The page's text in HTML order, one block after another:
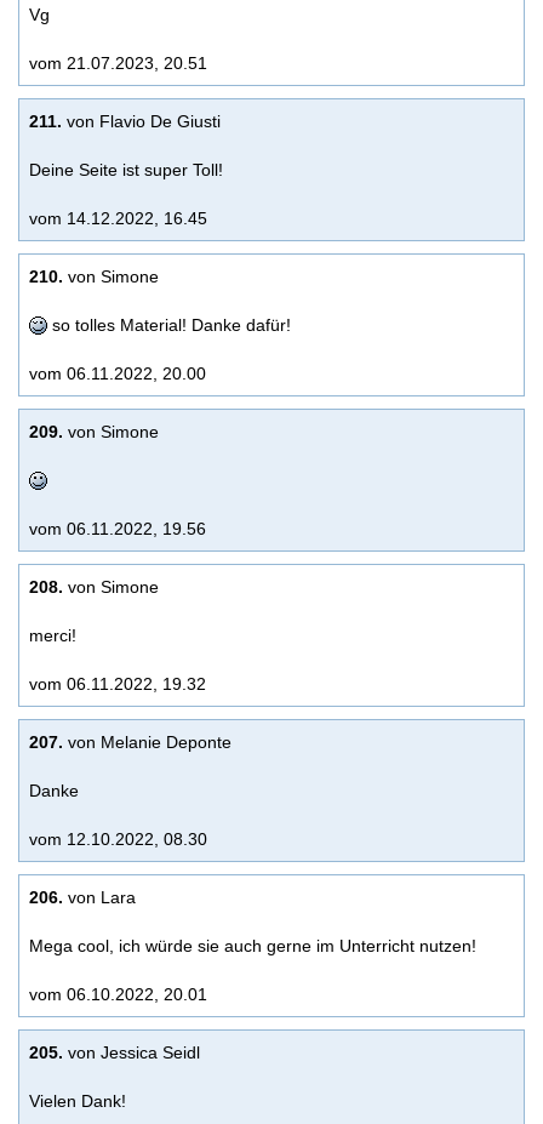
Vg
vom 21.07.2023, 20.51
211. von Flavio De Giusti
Deine Seite ist super Toll!
vom 14.12.2022, 16.45
210. von Simone
so tolles Material! Danke dafür!
vom 06.11.2022, 20.00
209. von Simone
vom 06.11.2022, 19.56
208. von Simone
merci!
vom 06.11.2022, 19.32
207. von Melanie Deponte
Danke
vom 12.10.2022, 08.30
206. von Lara
Mega cool, ich würde sie auch gerne im Unterricht nutzen!
vom 06.10.2022, 20.01
205. von Jessica Seidl
Vielen Dank!